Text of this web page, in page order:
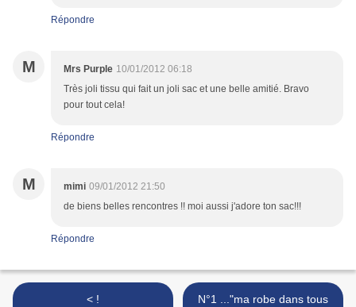
Répondre
M Mrs Purple 10/01/2012 06:18
Très joli tissu qui fait un joli sac et une belle amitié. Bravo
pour tout cela!
Répondre
M mimi 09/01/2012 21:50
de biens belles rencontres !! moi aussi j'adore ton sac!!!
Répondre
< !
N°1 ..."ma robe dans tous